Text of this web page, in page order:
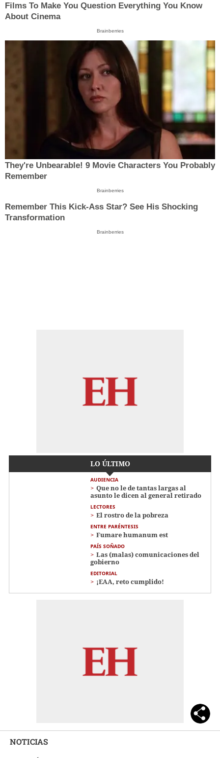
Films To Make You Question Everything You Know
About Cinema
Brainberries
They're Unbearable! 9 Movie Characters You Probably
Remember
Brainberries
Remember This Kick-Ass Star? See His Shocking
Transformation
Brainberries
LO ÚLTIMO
AUDIENCIA
Que no le de tantas largas al
asunto le dicen al general retirado
LECTORES
El rostro de la pobreza
ENTRE PARÉNTESIS
Fumare humanum est
PAÍS SOÑADO
Las (malas) comunicaciones del
gobierno
EDITORIAL
¡EAA, reto cumplido!
NOTICIAS